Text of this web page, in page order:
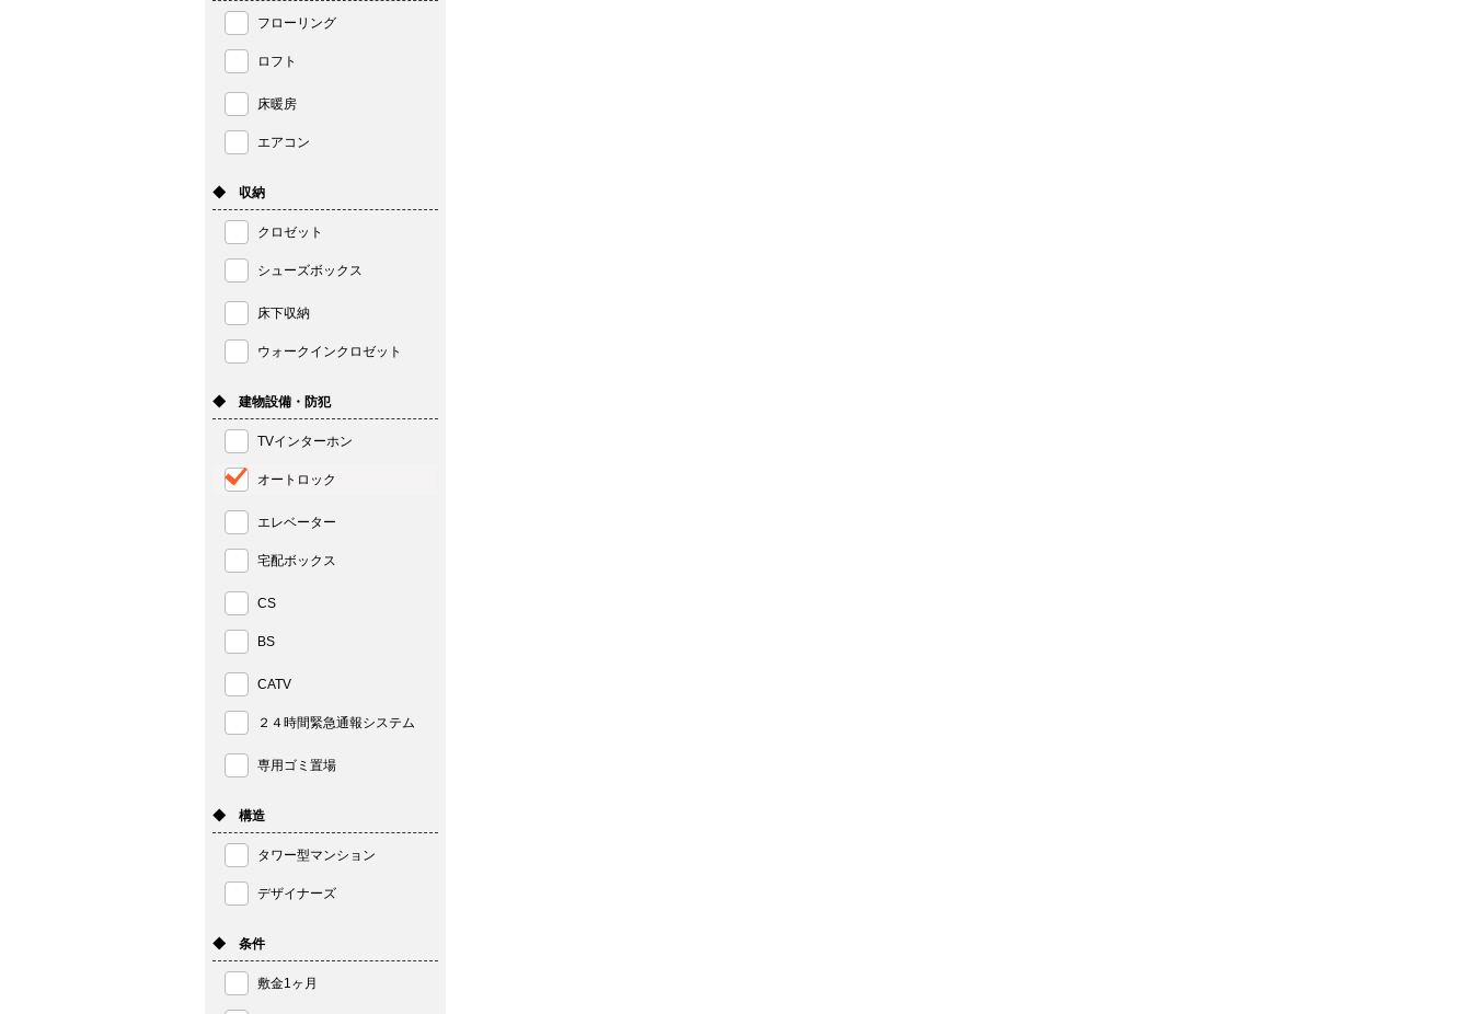
フローリング
ロフト
床暖房
エアコン
◆ 収納
クロゼット
シューズボックス
床下収納
ウォークインクロゼット
◆ 建物設備・防犯
TVインターホン
オートロック
エレベーター
宅配ボックス
CS
BS
CATV
２４時間緊急通報システム
専用ゴミ置場
◆ 構造
タワー型マンション
デザイナーズ
◆ 条件
敷金1ヶ月